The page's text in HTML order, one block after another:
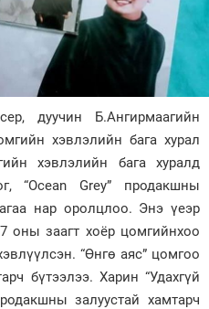
дуучин Б.Ангирмаагийн
хэвлэлийн бага хурал
хэвлэлийн бага хуралд
“Ocean Grey” продакшны
нар оролцлоо. Энэ үеэр
оны заагт хоёр цомгийнхоо
“Өнгө аяс” цомгоо
бүтээлээ. Харин “Удахгүй
залуустай хамтарч